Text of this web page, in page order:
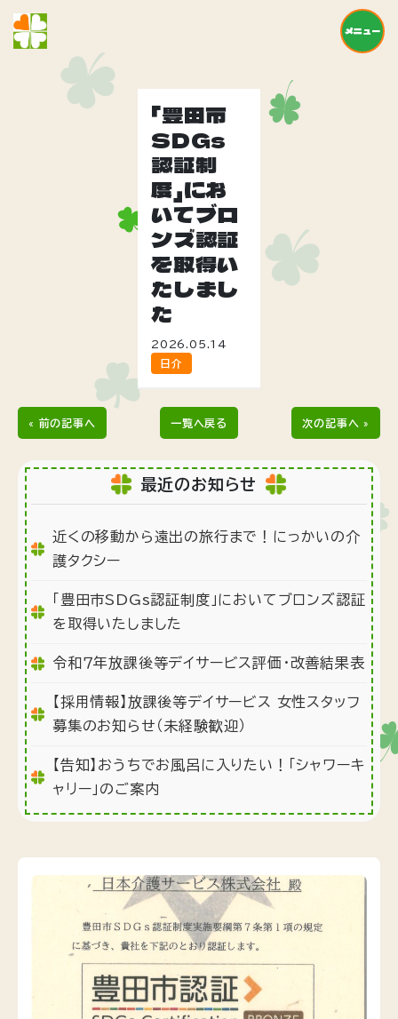
メニュー
「豊田市
SDGs
認証制
度」にお
いてブロ
ンズ認証
を取得い
たしまし
た
2026.05.14
日介
« 前の記事へ 一覧へ戻る 次の記事へ »
最近のお知らせ
近くの移動から遠出の旅行まで！にっかいの介
護タクシー
「豊田市SDGs認証制度」においてブロンズ認証
を取得いたしました
令和７年放課後等デイサービス評価・改善結果表
【採用情報】放課後等デイサービス 女性スタッフ
募集のお知らせ（未経験歓迎）
【告知】おうちでお風呂に入りたい！「シャワーキ
ャリー」のご案内